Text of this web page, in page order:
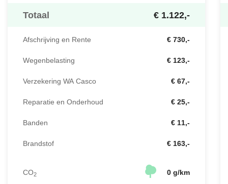
Totaal € 1.122,-
Afschrijving en Rente € 730,-
Wegenbelasting € 123,-
Verzekering WA Casco € 67,-
Reparatie en Onderhoud € 25,-
Banden € 11,-
Brandstof € 163,-
CO2 0 g/km